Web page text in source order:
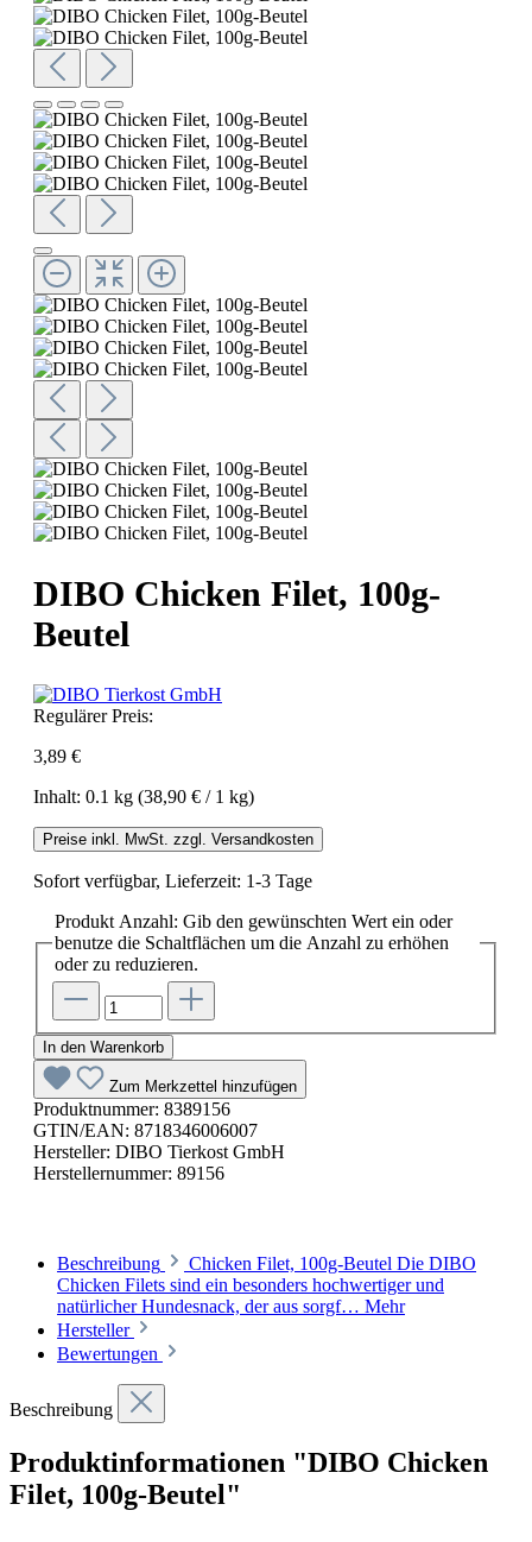
DIBO Chicken Filet, 100g-
Beutel
Regulärer Preis:
3,89 €
Inhalt: 0.1 kg (38,90 € / 1 kg)
Preise inkl. MwSt. zzgl. Versandkosten
Sofort verfügbar, Lieferzeit: 1-3 Tage
Produkt Anzahl: Gib den gewünschten Wert ein oder
benutze die Schaltflächen um die Anzahl zu erhöhen
oder zu reduzieren.
In den Warenkorb
Zum Merkzettel hinzufügen
Produktnummer: 8389156
GTIN/EAN: 8718346006007
Hersteller: DIBO Tierkost GmbH
Herstellernummer: 89156
Beschreibung
Chicken Filet, 100g-Beutel Die DIBO
Chicken Filets sind ein besonders hochwertiger und
natürlicher Hundesnack, der aus sorgf… Mehr
Hersteller
Bewertungen
Beschreibung
Produktinformationen "DIBO Chicken
Filet, 100g-Beutel"